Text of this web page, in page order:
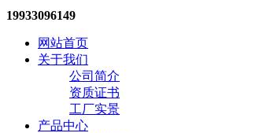
19933096149
网站首页
关于我们
公司简介
资质证书
工厂实景
产品中心